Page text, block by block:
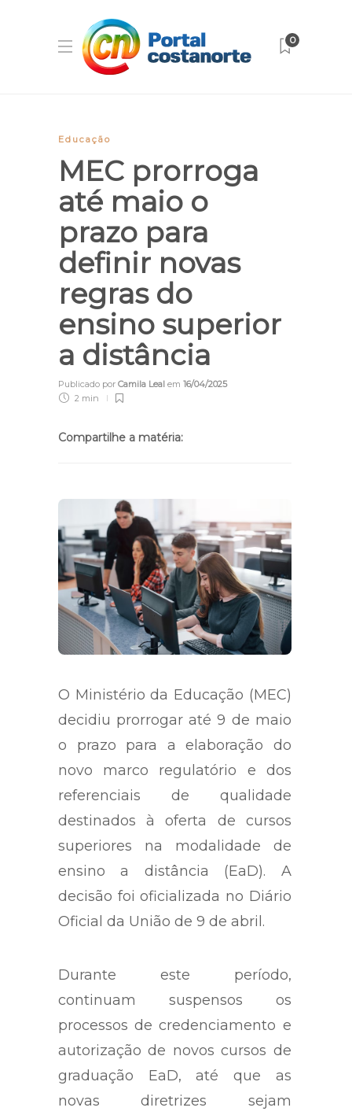
0
Educação
MEC prorroga
até maio o
prazo para
definir novas
regras do
ensino superior
a distância
Publicado por Camila Leal em 16/04/2025
2 min
Compartilhe a matéria:
O Ministério da Educação (MEC)
decidiu prorrogar até 9 de maio
o prazo para a elaboração do
novo marco regulatório e dos
referenciais de qualidade
destinados à oferta de cursos
superiores na modalidade de
ensino a distância (EaD). A
decisão foi oficializada no Diário
Oficial da União de 9 de abril.
Durante este período,
continuam suspensos os
processos de credenciamento e
autorização de novos cursos de
graduação EaD, até que as
novas diretrizes sejam